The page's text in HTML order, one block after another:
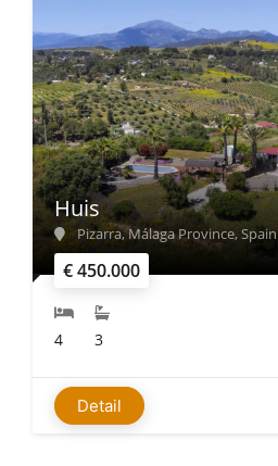
€ 450.000
Huis
Pizarra, Málaga Province, Spain
4 3
Detail